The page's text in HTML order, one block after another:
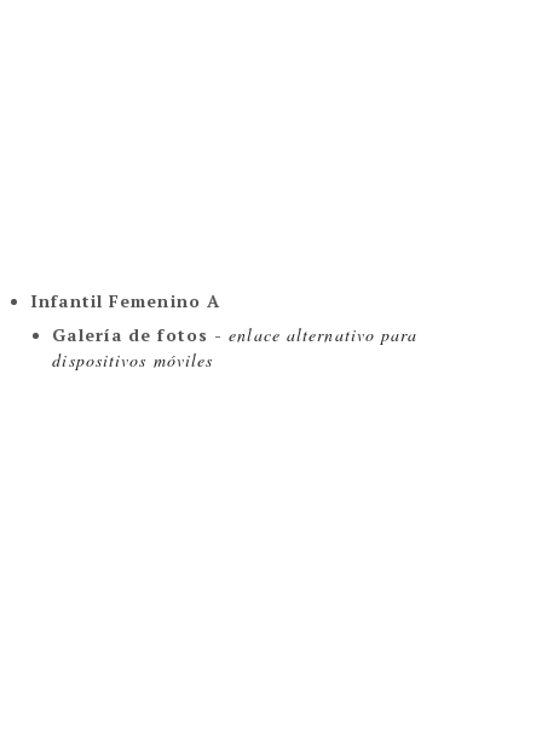
Infantil Femenino A
Galería de fotos - enlace alternativo para
dispositivos móviles